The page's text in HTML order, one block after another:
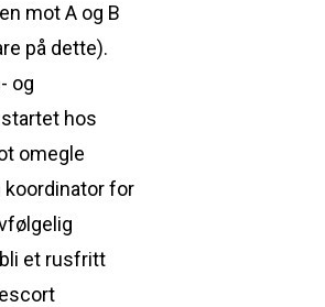
mot A og B
på dette). 
og
hos
omegle
koordinator for
et rusfritt